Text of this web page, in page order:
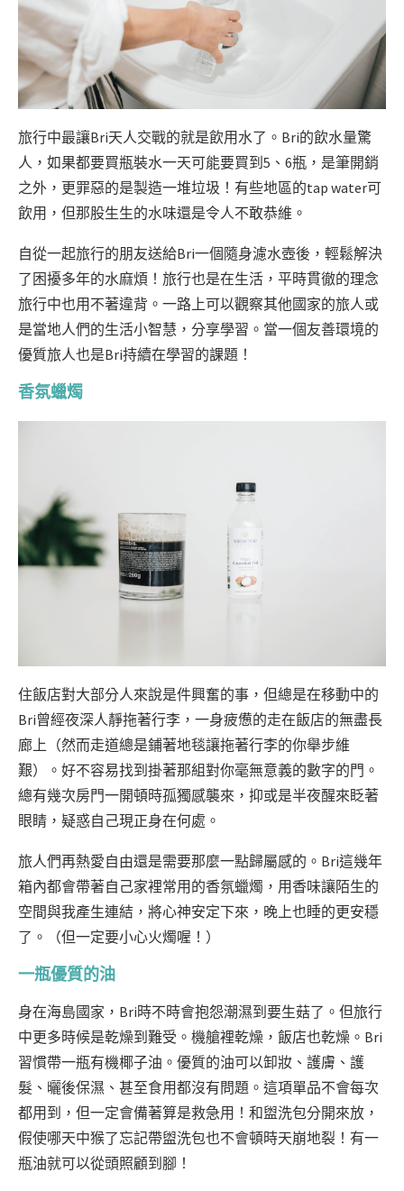
旅行中最讓Bri天人交戰的就是飲用水了。Bri的飲水量驚
人，如果都要買瓶裝水一天可能要買到5、6瓶，是筆開銷
之外，更罪惡的是製造一堆垃圾！有些地區的tap water可
飲用，但那股生生的水味還是令人不敢恭維。
自從一起旅行的朋友送給Bri一個隨身濾水壺後，輕鬆解決
了困擾多年的水麻煩！旅行也是在生活，平時貫徹的理念
旅行中也用不著違背。一路上可以觀察其他國家的旅人或
是當地人們的生活小智慧，分享學習。當一個友善環境的
優質旅人也是Bri持續在學習的課題！
香氛蠟燭
住飯店對大部分人來說是件興奮的事，但總是在移動中的
Bri曾經夜深人靜拖著行李，一身疲憊的走在飯店的無盡長
廊上（然而走道總是鋪著地毯讓拖著行李的你舉步維
艱）。好不容易找到掛著那組對你毫無意義的數字的門。
總有幾次房門一開頓時孤獨感襲來，抑或是半夜醒來眨著
眼睛，疑惑自己現正身在何處。
旅人們再熱愛自由還是需要那麼一點歸屬感的。Bri這幾年
箱內都會帶著自己家裡常用的香氛蠟燭，用香味讓陌生的
空間與我產生連結，將心神安定下來，晚上也睡的更安穩
了。（但一定要小心火燭喔！）
一瓶優質的油
身在海島國家，Bri時不時會抱怨潮濕到要生菇了。但旅行
中更多時候是乾燥到難受。機艙裡乾燥，飯店也乾燥。Bri
習慣帶一瓶有機椰子油。優質的油可以卸妝、護膚、護
髮、曬後保濕、甚至食用都沒有問題。這項單品不會每次
都用到，但一定會備著算是救急用！和盥洗包分開來放，
假使哪天中猴了忘記帶盥洗包也不會頓時天崩地裂！有一
瓶油就可以從頭照顧到腳！